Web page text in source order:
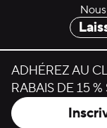
ADHÉREZ AU
RABAIS DE 15